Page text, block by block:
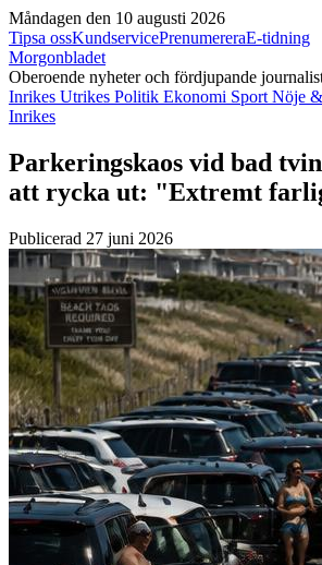
Måndagen den 10 augusti 2026
Tipsa ossKundservicePrenumereraE-tidning
Morgonbladet
Oberoende nyheter och fördjupande
Inrikes Utrikes Politik Ekonomi Sport Nöje
Inrikes
Parkeringskaos vid bad
att rycka ut: "Extremt
Publicerad 27 juni 2026